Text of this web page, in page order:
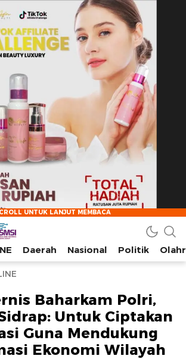
Setiap Detil, Sudut, dan Cerita Kota
Daerah Nasional Politik
Baharkam Polri,
Untuk Ciptakan
Guna Mendukung
Ekonomi Wilayah